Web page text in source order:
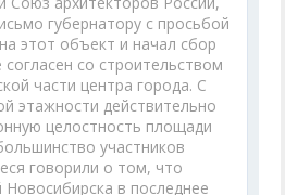
губернатору с просьбой
этот объект и начал сбор
со строительством
части центра города. С
этажности действительно
целостность площади
участников
говорили о том, что
в последнее